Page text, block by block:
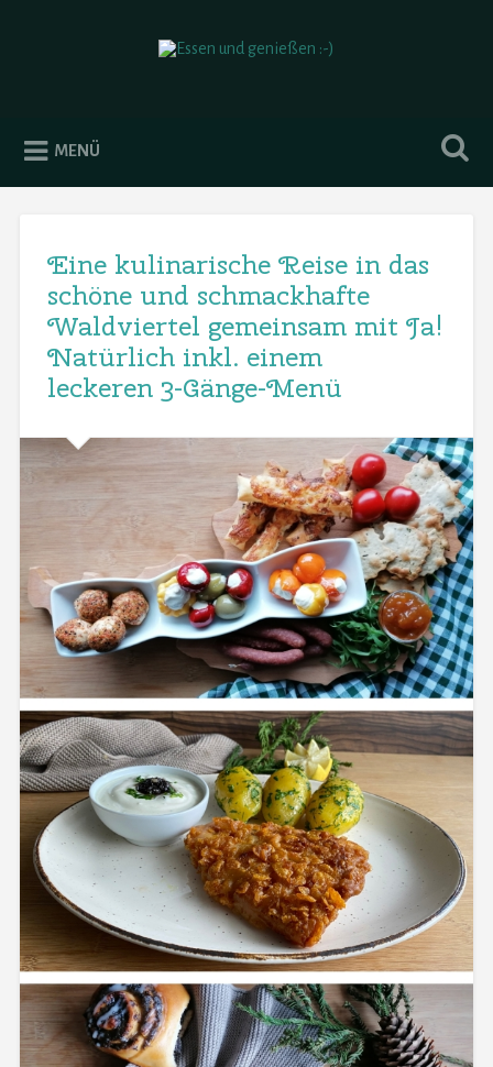
MENÜ
Eine kulinarische Reise in das
schöne und schmackhafte
Waldviertel gemeinsam mit Ja!
Natürlich inkl. einem
leckeren 3-Gänge-Menü